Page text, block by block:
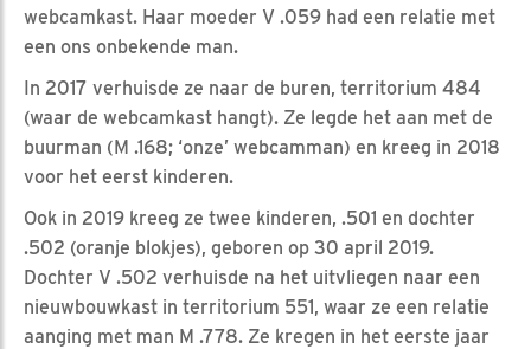
webcamkast. Haar moeder V .059 had een relatie met
een ons onbekende man.
In 2017 verhuisde ze naar de buren, territorium 484
(waar de webcamkast hangt). Ze legde het aan met de
buurman (M .168; ‘onze’ webcamman) en kreeg in 2018
voor het eerst kinderen.
Ook in 2019 kreeg ze twee kinderen, .501 en dochter
.502 (oranje blokjes), geboren op 30 april 2019.
Dochter V .502 verhuisde na het uitvliegen naar een
nieuwbouwkast in territorium 551, waar ze een relatie
aanging met man M .778. Ze kregen in het eerste jaar